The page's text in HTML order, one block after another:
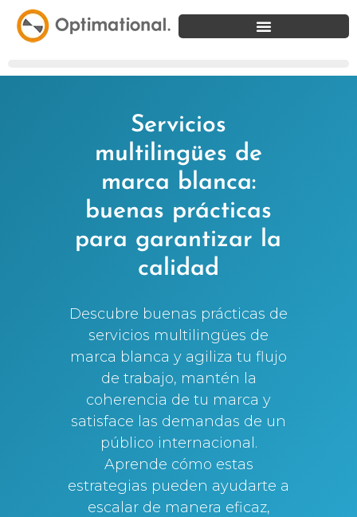
Servicios
multilingües de
marca blanca:
buenas prácticas
para garantizar la
calidad
Descubre buenas prácticas de
servicios multilingües de
marca blanca y agiliza tu flujo
de trabajo, mantén la
coherencia de tu marca y
satisface las demandas de un
público internacional.
Aprende cómo estas
estrategias pueden ayudarte a
escalar de manera eficaz,